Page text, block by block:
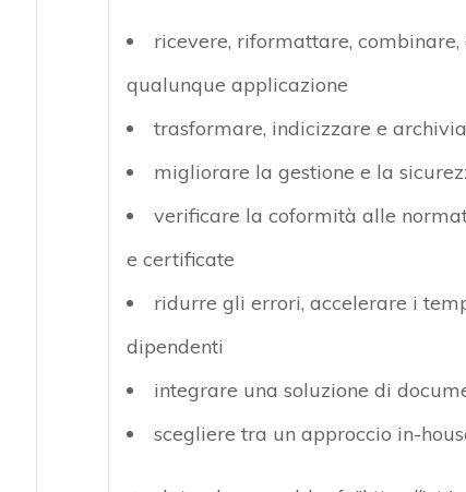
ricevere, riformattare,
qualunque applicazione
trasformare, indicizzare e
migliorare la gestione e la
verificare la coformità alle
e certificate
ridurre gli errori, accelerare i
dipendenti
integrare una soluzione di
scegliere tra un approccio in-